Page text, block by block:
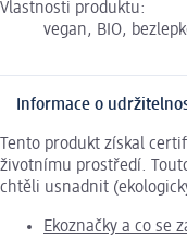
Vlastnosti produktu:
vegan, BIO,
Informace o
Tento produkt získal
životnímu prostředí.
chtěli usnadnit
Ekoznačky a co se